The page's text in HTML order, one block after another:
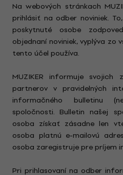
Na webových stránkach
prihlásiť na odber noviniek.
poskytnuté osobe
objednaní noviniek, vyplýva zo
tento účel používa.
MUZIKER informuje svojich
partnerov v pravidelných
informačného bulletinu
spoločnosti. Bulletin našej
osoba získať zásadne len
osoba platnú e-mailovú
osoba zaregistruje pre príjem
Pri prihlasovaní na odber